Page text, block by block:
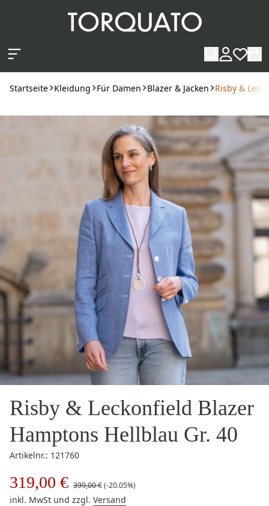
Startseite Kleidung Für Damen Blazer & Jacken Risby &
Risby & Leckonfield Blazer
Hamptons Hellblau Gr. 40
Artikelnr.: 121760
319,00 € 399,00 €(-20.05%)
inkl. MwSt und zzgl. Versand